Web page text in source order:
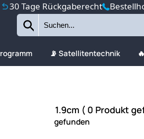
30 Tage Rückgaberecht
📡 Satellitentechnik
1.9cm ( 0 Produkt
gefunden